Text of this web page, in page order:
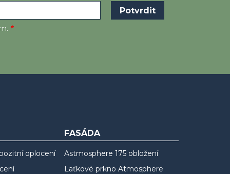
oplocení
FASÁDA
Astmosphere 175 obložení
Laťkové prkno Atmosphere